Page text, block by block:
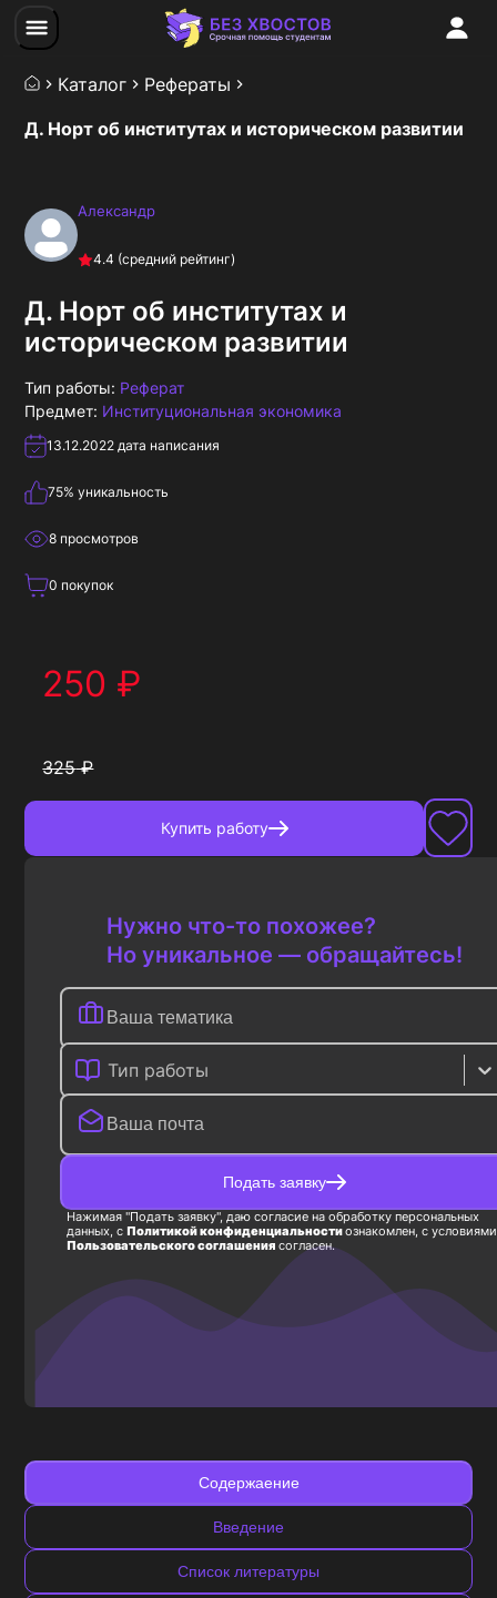
Каталог
Рефераты
Д. Норт об институтах и историческом развитии
Александр
4.4 (средний рейтинг)
Д. Норт об институтах и
историческом развитии
Тип работы: Реферат
Предмет: Институциональная экономика
13.12.2022 дата написания
75% уникальность
8 просмотров
0 покупок
250 ₽
325₽
Купить работу
Нужно что-то похожее?
Но уникальное — обращайтесь!
Тип работы
Подать заявку
Нажимая "Подать заявку", даю согласие на обработку персональных
данных, с Политикой конфиденциальностиознакомлен, с условиями
Пользовательского соглашения согласен.
Содержаение
Введение
Список литературы